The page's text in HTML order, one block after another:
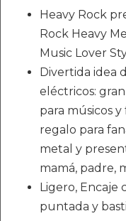
Heavy Rock
Rock Heavy
Music Lover
Divertida idea
eléctricos:
para músicos
regalo para
metal y
mamá, padre,
Ligero, Encaje
puntada y